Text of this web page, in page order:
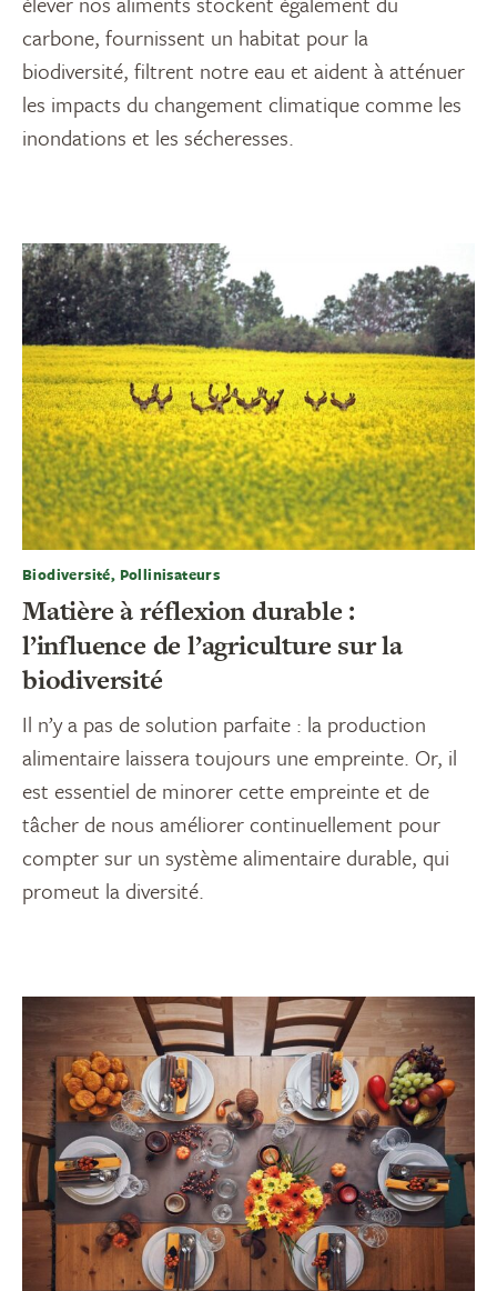
carbone, fournissent un habitat pour la
biodiversité, filtrent notre eau et aident à atténuer
les impacts du changement climatique comme les
inondations et les sécheresses.
Biodiversité, Pollinisateurs
Matière à réflexion durable :
l’influence de l’agriculture sur la
biodiversité
Il n’y a pas de solution parfaite : la production
alimentaire laissera toujours une empreinte. Or, il
est essentiel de minorer cette empreinte et de
tâcher de nous améliorer continuellement pour
compter sur un système alimentaire durable, qui
promeut la diversité.